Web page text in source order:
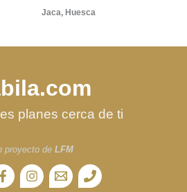
Jaca,Huesca
planes cerca de ti
proyecto de LFM